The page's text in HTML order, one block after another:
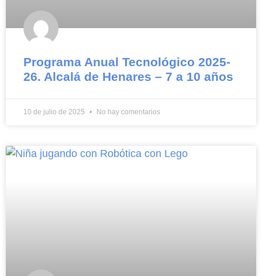
Programa Anual Tecnológico 2025-
26. Alcalá de Henares – 7 a 10 años
10 de julio de 2025 No hay comentarios